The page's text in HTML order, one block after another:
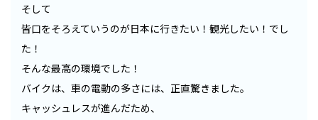
そして
皆口をそろえていうのが日本に行きたい！観光したい！でし
た！
そんな最高の環境でした！
バイクは、車の電動の多さには、正直驚きました。
キャッシュレスが進んだため、